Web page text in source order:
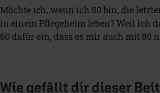
Möchte ich, wenn ich 80 bin, die
in einem Pflegeheim leben? Weil ich
60 dafür ein, dass es mir auch mit 80
Wie gefällt dir dieser